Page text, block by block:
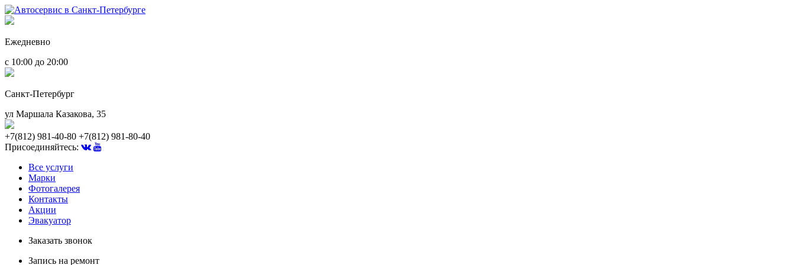
Ежедневно
с 10:00 до 20:00
Санкт-Петербург
ул Маршала Казакова, 35
+7(812) 981-40-80 +7(812) 981-80-40
Присоединяйтесь:
Все услуги
Марки
Фотогалерея
Контакты
Акции
Эвакуатор
Заказать звонок
Запись на ремонт